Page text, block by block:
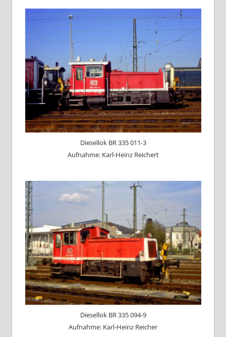
Diesellok BR 335 011-3
Aufnahme: Karl-Heinz Reichert
Diesellok BR 335 094-9
Aufnahme: Karl-Heinz Reicher